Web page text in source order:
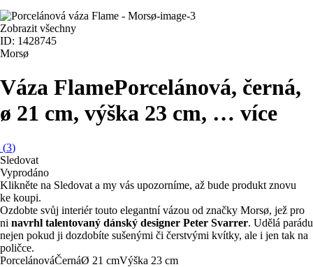
Zobrazit všechny
ID: 1428745
Morsø
Váza FlamePorcelánová, černá,
ø 21 cm, výška 23 cm, … více
(3)
Sledovat
Vyprodáno
Klikněte na Sledovat a my vás upozorníme, až bude produkt znovu
ke koupi.
Ozdobte svůj interiér touto elegantní vázou od značky Morsø, jež pro
ni navrhl talentovaný dánský designer Peter Svarrer. Udělá parádu
nejen pokud ji dozdobíte sušenými či čerstvými kvítky, ale i jen tak na
poličce.
PorcelánováČernáØ 21 cmVýška 23 cm